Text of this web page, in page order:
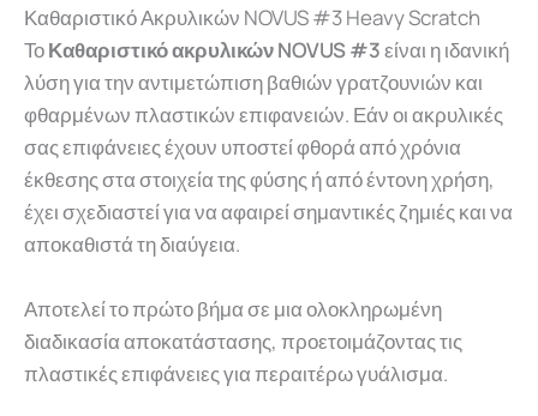
Καθαριστικό Ακρυλικών NOVUS #3 Heavy Scratch
ΤοΚαθαριστικό ακρυλικών NOVUS #3είναι η ιδανική
λύση για την αντιμετώπιση βαθιών γρατζουνιών και
φθαρμένων πλαστικών επιφανειών. Εάν οι ακρυλικές
σας επιφάνειες έχουν υποστεί φθορά από χρόνια
έκθεσης στα στοιχεία της φύσης ή από έντονη χρήση,
έχει σχεδιαστεί για να αφαιρεί σημαντικές ζημιές και να
αποκαθιστά τη διαύγεια.
Αποτελεί το πρώτο βήμα σε μια ολοκληρωμένη
διαδικασία αποκατάστασης, προετοιμάζοντας τις
πλαστικές επιφάνειες για περαιτέρω γυάλισμα.